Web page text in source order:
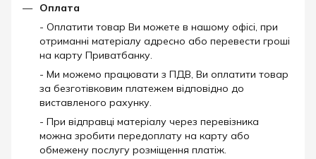
Оплата
- Оплатити товар Ви можете в нашому офісі, при
отриманні матеріалу адресно або перевести гроші
на карту Приватбанку.
- Ми можемо працювати з ПДВ, Ви оплатити товар
за безготівковим платежем відповідно до
виставленого рахунку.
- При відправці матеріалу через перевізника
можна зробити передоплату на карту або
обмежену послугу розміщення платіж.